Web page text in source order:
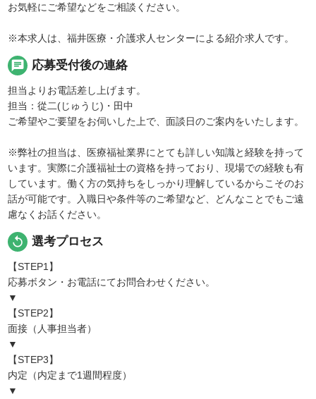
お気軽にご希望などをご相談ください。
※本求人は、福井医療・介護求人センターによる紹介求人です。
chat 応募受付後の連絡
担当よりお電話差し上げます。
担当：從二(じゅうじ)・田中
ご希望やご要望をお伺いした上で、面談日のご案内をいたします。
※弊社の担当は、医療福祉業界にとても詳しい知識と経験を持って
います。実際に介護福祉士の資格を持っており、現場での経験も有
しています。働く方の気持ちをしっかり理解しているからこそのお
話が可能です。入職日や条件等のご希望など、どんなことでもご遠
慮なくお話ください。
replay 選考プロセス
【STEP1】
応募ボタン・お電話にてお問合わせください。
▼
【STEP2】
面接（人事担当者）
▼
【STEP3】
内定（内定まで1週間程度）
▼